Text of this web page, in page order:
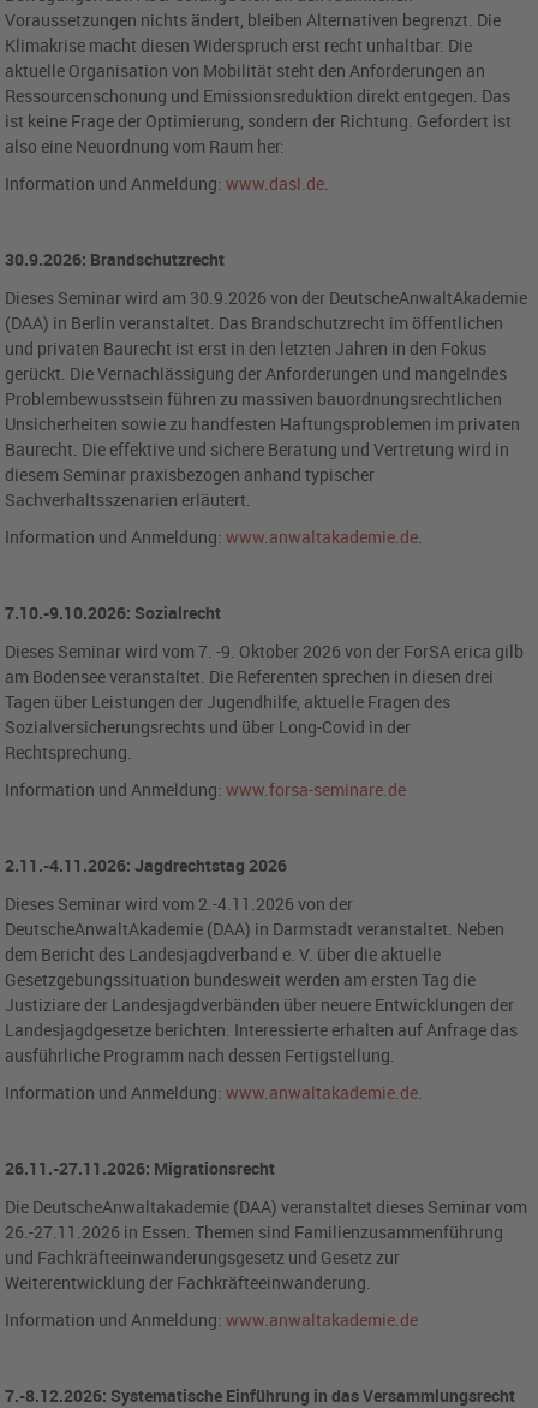
Voraussetzungen nichts ändert, bleiben Alternativen begrenzt. Die
Klimakrise macht diesen Widerspruch erst recht unhaltbar. Die
aktuelle Organisation von Mobilität steht den Anforderungen an
Ressourcenschonung und Emissionsreduktion direkt entgegen. Das
ist keine Frage der Optimierung, sondern der Richtung. Gefordert ist
also eine Neuordnung vom Raum her:
Information und Anmeldung:www.dasl.de.
30.9.2026: Brandschutzrecht
Dieses Seminar wird am 30.9.2026 von der DeutscheAnwaltAkademie
(DAA) in Berlin veranstaltet. Das Brandschutzrecht im öffentlichen
und privaten Baurecht ist erst in den letzten Jahren in den Fokus
gerückt. Die Vernachlässigung der Anforderungen und mangelndes
Problembewusstsein führen zu massiven bauordnungsrechtlichen
Unsicherheiten sowie zu handfesten Haftungsproblemen im privaten
Baurecht. Die effektive und sichere Beratung und Vertretung wird in
diesem Seminar praxisbezogen anhand typischer
Sachverhaltsszenarien erläutert.
Information und Anmeldung:www.anwaltakademie.de.
7.10.-9.10.2026: Sozialrecht
Dieses Seminar wird vom 7. -9. Oktober 2026 von der ForSA erica gilb
am Bodensee veranstaltet. Die Referenten sprechen in diesen drei
Tagen über Leistungen der Jugendhilfe, aktuelle Fragen des
Sozialversicherungsrechts und über Long-Covid in der
Rechtsprechung.
Information und Anmeldung:www.forsa-seminare.de
2.11.-4.11.2026: Jagdrechtstag 2026
Dieses Seminar wird vom 2.-4.11.2026 von der
DeutscheAnwaltAkademie (DAA) in Darmstadt veranstaltet. Neben
dem Bericht des Landesjagdverband e. V. über die aktuelle
Gesetzgebungssituation bundesweit werden am ersten Tag die
Justiziare der Landesjagdverbänden über neuere Entwicklungen der
Landesjagdgesetze berichten. Interessierte erhalten auf Anfrage das
ausführliche Programm nach dessen Fertigstellung.
Information und Anmeldung:www.anwaltakademie.de.
26.11.-27.11.2026: Migrationsrecht
Die DeutscheAnwaltakademie (DAA) veranstaltet dieses Seminar vom
26.-27.11.2026 in Essen. Themen sind Familienzusammenführung
und Fachkräfteeinwanderungsgesetz und Gesetz zur
Weiterentwicklung der Fachkräfteeinwanderung.
Information und Anmeldung:www.anwaltakademie.de
7.-8.12.2026: Systematische Einführung in das Versammlungsrecht